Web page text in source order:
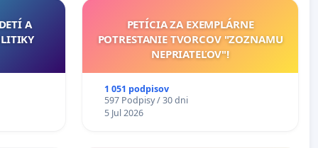
A
PETÍCIA ZA EXEMPLÁRNE
POTRESTANIE TVORCOV "ZOZNAMU
NEPRIATEĽOV"!
1 051 podpisov
597 Podpisy / 30 dni
5 Jul 2026